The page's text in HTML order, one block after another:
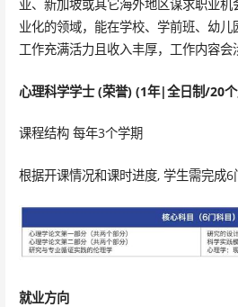
亚、新加坡或其它海外地区谋求职业
业化的领域，能在学校、学前班、幼
工作充满活力且收入丰厚，工作内容会
心理科学学士 (荣誉) (1年|全日制/20
课程结构 每年3个学期
根据开课情况和课时进度, 学生需完成6
就业方向